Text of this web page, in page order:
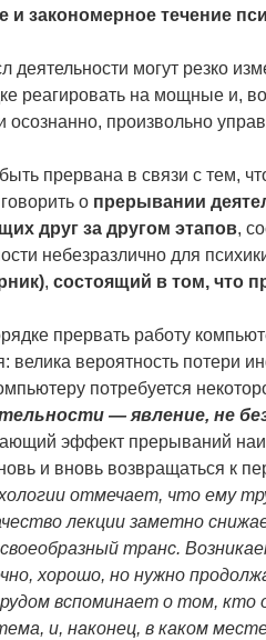
и закономерное течение
могут резко
реагировать на мощные и,
осознанно, произвольно
прервана в связи с тем,
о прерывании
друг за другом этапов,
небезразлично для
, состоящий в том, что
прервать работу
велика вероятность потери
потребуется
— явление, не
эффект прерываний
и вновь возвращаться к
отмечает, что ему
лекции заметно
транс.
хорошо, но нужно
вспоминает о том, кто
и, наконец, в каком